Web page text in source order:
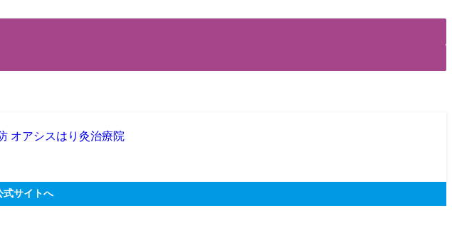
式サイトへ